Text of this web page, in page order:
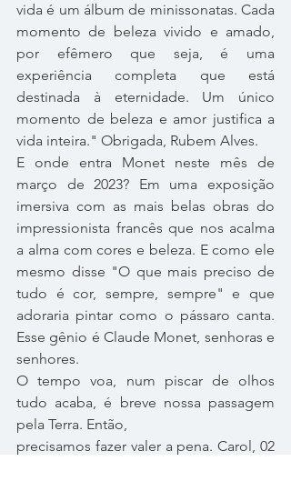
vida é um álbum de minissonatas. Cada
momento de beleza vivido e amado,
por efêmero que seja, é uma
experiência completa que está
destinada à eternidade. Um único
momento de beleza e amor justifica a
vida inteira." Obrigada, Rubem Alves.
E onde entra Monet neste mês de
março de 2023? Em uma exposição
imersiva com as mais belas obras do
impressionista francês que nos acalma
a alma com cores e beleza. E como ele
mesmo disse "O que mais preciso de
tudo é cor, sempre, sempre" e que
adoraria pintar como o pássaro canta.
Esse gênio é Claude Monet, senhoras e
senhores.
O tempo voa, num piscar de olhos
tudo acaba, é breve nossa passagem
pela Terra. Então,
precisamos fazer valer a pena. Carol, 02